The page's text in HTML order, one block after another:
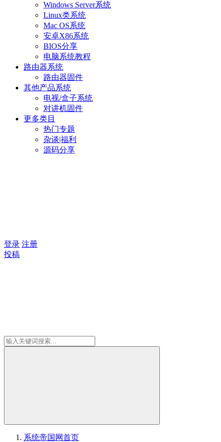
Windows Server系统
Linux类系统
Mac OS系统
安卓X86系统
BIOS分享
电脑系统教程
路由器系统
路由器固件
其他产品系统
电视/盒子系统
对讲机固件
更多类目
热门专题
杂谈|福利
源码分享
登录 注册
投稿
系统帝国网首页